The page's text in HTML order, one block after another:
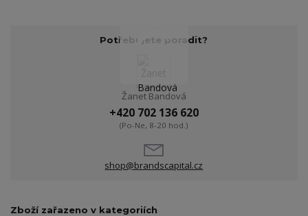
Potřebujete poradit?
Žanet Bandová
+420 702 136 620
(Po-Ne, 8-20 hod.)
shop@brandscapital.cz
Zboží zařazeno v kategoriích